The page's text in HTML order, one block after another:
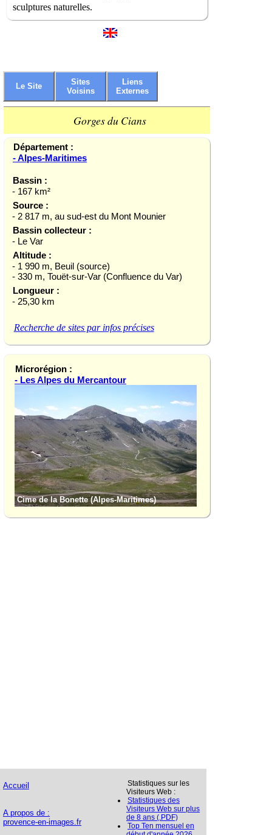
sculptures naturelles.
Le Site
Sites
Voisins
Liens
Externes
Gorges du Cians
Département :
- Alpes-Maritimes
Bassin :
- 167 km²
Source :
- 2 817 m, au sud-est du Mont Mounier
Bassin collecteur :
- Le Var
Altitude :
- 1 990 m, Beuil (source)
- 330 m, Touët-sur-Var (Confluence du Var)
Longueur :
- 25,30 km
Recherche de sites par infos précises
Microrégion :
- Les Alpes du Mercantour
Cime de la Bonette (Alpes-Maritimes)
Accueil
A propos de :
provence-en-images.fr
Statistiques sur les
Visiteurs Web :
Statistiques des
Visiteurs Web sur plus
de 8 ans (.PDF)
Top Ten mensuel en